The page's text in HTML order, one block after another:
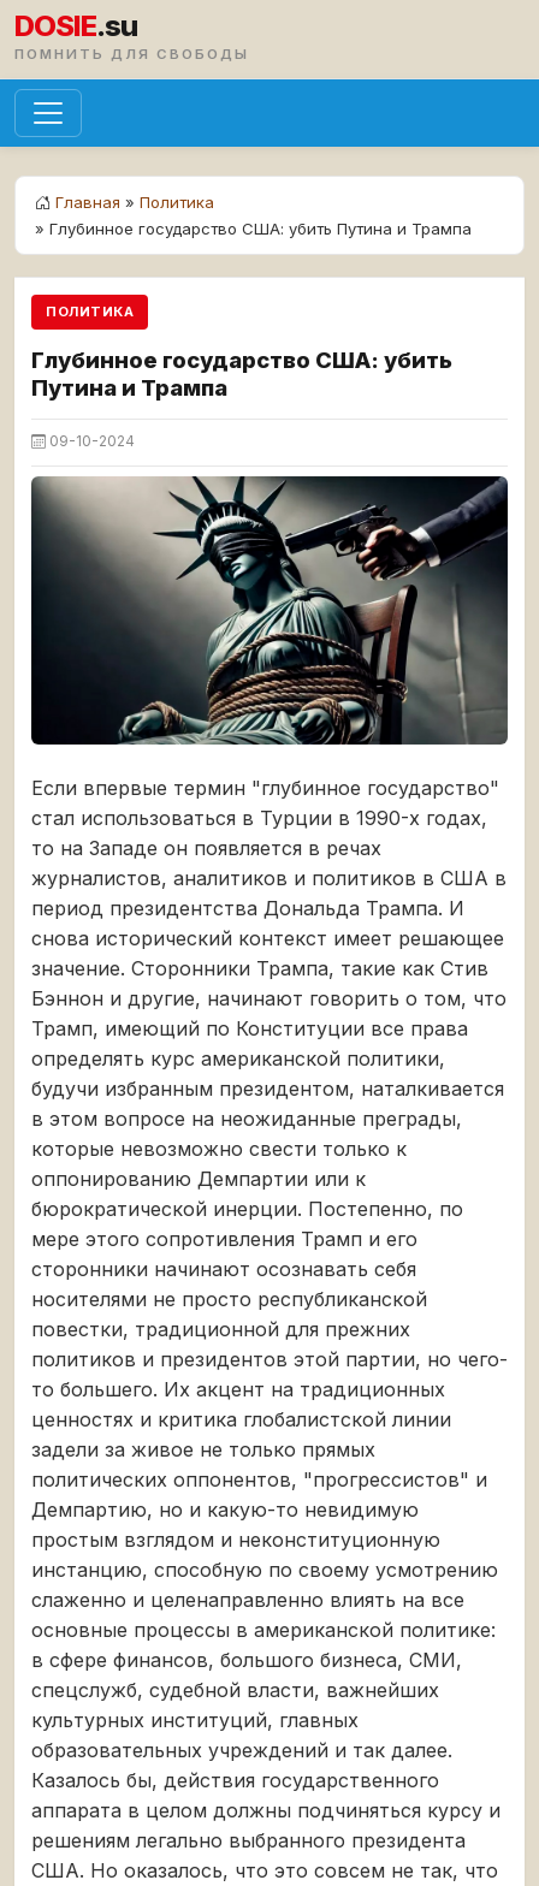
DOSIE.su
ПОМНИТЬ ДЛЯ СВОБОДЫ
Главная » Политика
» Глубинное государство США: убить Путина и Трампа
ПОЛИТИКА
Глубинное государство США: убить
Путина и Трампа
09-10-2024
Если впервые термин "глубинное государство"
стал использоваться в Турции в 1990-х годах,
то на Западе он появляется в речах
журналистов, аналитиков и политиков в США в
период президентства Дональда Трампа. И
снова исторический контекст имеет решающее
значение. Сторонники Трампа, такие как Стив
Бэннон и другие, начинают говорить о том, что
Трамп, имеющий по Конституции все права
определять курс американской политики,
будучи избранным президентом, наталкивается
в этом вопросе на неожиданные преграды,
которые невозможно свести только к
оппонированию Демпартии или к
бюрократической инерции. Постепенно, по
мере этого сопротивления Трамп и его
сторонники начинают осознавать себя
носителями не просто республиканской
повестки, традиционной для прежних
политиков и президентов этой партии, но чего-
то большего. Их акцент на традиционных
ценностях и критика глобалистской линии
задели за живое не только прямых
политических оппонентов, "прогрессистов" и
Демпартию, но и какую-то невидимую
простым взглядом и неконституционную
инстанцию, способную по своему усмотрению
слаженно и целенаправленно влиять на все
основные процессы в американской политике:
в сфере финансов, большого бизнеса, СМИ,
спецслужб, судебной власти, важнейших
культурных институций, главных
образовательных учреждений и так далее.
Казалось бы, действия государственного
аппарата в целом должны подчиняться курсу и
решениям легально выбранного президента
США. Но оказалось, что это совсем не так, что